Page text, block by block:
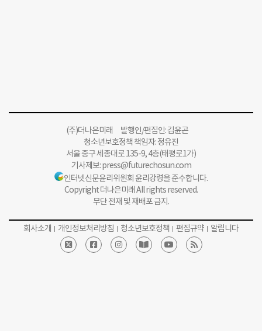
(주)더나은미래 발행인/편집인: 김윤곤
청소년보호정책 책임자: 정유진
서울 중구 세종대로 135-9, 4층(태평로1가)
기사제보:press@futurechosun.com
인터넷신문윤리위원회 윤리강령을 준수합니다.
Copyright 더나은미래 All rights reserved.
무단 전재 및 재배포 금지.
회사소개 개인정보처리방침 청소년보호정책 편집규약 알립니다